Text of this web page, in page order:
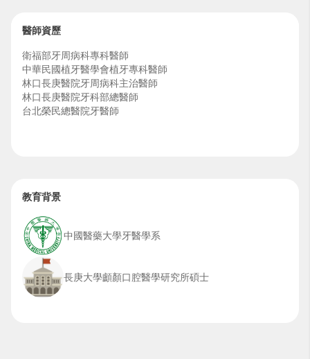
醫師資歷
衛福部牙周病科專科醫師
中華民國植牙醫學會植牙專科醫師
林口長庚醫院牙周病科主治醫師
林口長庚醫院牙科部總醫師
台北榮民總醫院牙醫師
教育背景
中國醫藥大學牙醫學系
長庚大學顱顏口腔醫學研究所碩士